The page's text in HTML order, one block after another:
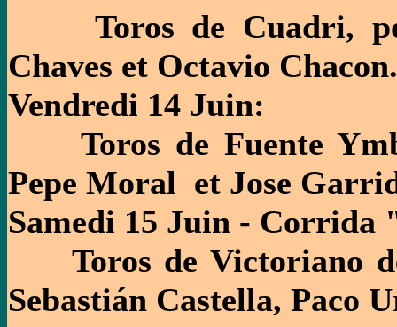
Toros de Cuadri,
Chaves et Octavio Chacon.
Vendredi 14 Juin:
Toros de Fuente
Pepe Moral et Jose
Samedi 15 Juin -
Toros de Victoriano
Sebastián Castella, Paco